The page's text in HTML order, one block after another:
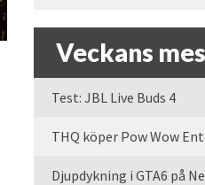
Veckans
Test: JBL Live Buds 4
THQ köper Pow Wow
Djupdykning i GTA6 på